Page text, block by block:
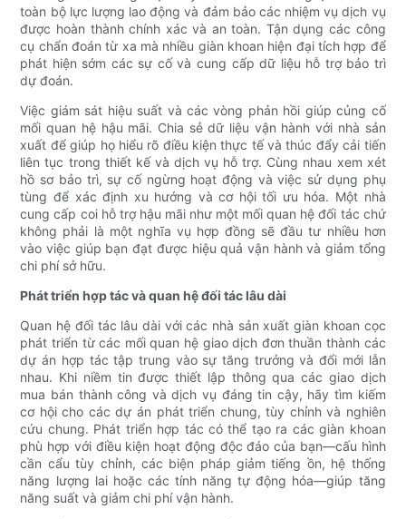
toàn bộ lực lượng lao động và đảm bảo các nhiệm vụ dịch vụ
được hoàn thành chính xác và an toàn. Tận dụng các công
cụ chẩn đoán từ xa mà nhiều giàn khoan hiện đại tích hợp để
phát hiện sớm các sự cố và cung cấp dữ liệu hỗ trợ bảo trì
dự đoán.
Việc giám sát hiệu suất và các vòng phản hồi giúp củng cố
mối quan hệ hậu mãi. Chia sẻ dữ liệu vận hành với nhà sản
xuất để giúp họ hiểu rõ điều kiện thực tế và thúc đẩy cải tiến
liên tục trong thiết kế và dịch vụ hỗ trợ. Cùng nhau xem xét
hồ sơ bảo trì, sự cố ngừng hoạt động và việc sử dụng phụ
tùng để xác định xu hướng và cơ hội tối ưu hóa. Một nhà
cung cấp coi hỗ trợ hậu mãi như một mối quan hệ đối tác chứ
không phải là một nghĩa vụ hợp đồng sẽ đầu tư nhiều hơn
vào việc giúp bạn đạt được hiệu quả vận hành và giảm tổng
chi phí sở hữu.
Phát triển hợp tác và quan hệ đối tác lâu dài
Quan hệ đối tác lâu dài với các nhà sản xuất giàn khoan cọc
phát triển từ các mối quan hệ giao dịch đơn thuần thành các
dự án hợp tác tập trung vào sự tăng trưởng và đổi mới lẫn
nhau. Khi niềm tin được thiết lập thông qua các giao dịch
mua bán thành công và dịch vụ đáng tin cậy, hãy tìm kiếm
cơ hội cho các dự án phát triển chung, tùy chỉnh và nghiên
cứu chung. Phát triển hợp tác có thể tạo ra các giàn khoan
phù hợp với điều kiện hoạt động độc đáo của bạn—cấu hình
cần cẩu tùy chỉnh, các biện pháp giảm tiếng ồn, hệ thống
năng lượng lai hoặc các tính năng tự động hóa—giúp tăng
năng suất và giảm chi phí vận hành.